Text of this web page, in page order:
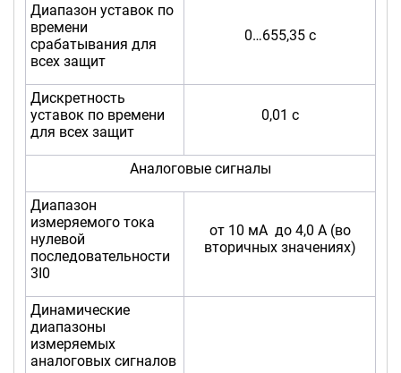
Диапазон уставок по
времени
срабатывания для
всех защит
0…655,35 с
Дискретность
уставок по времени
для всех защит
0,01 с
Аналоговые сигналы
Диапазон
измеряемого тока
нулевой
последовательности
3I0
от 10 мА до 4,0 А (во
вторичных значениях)
Динамические
диапазоны
измеряемых
аналоговых сигналов